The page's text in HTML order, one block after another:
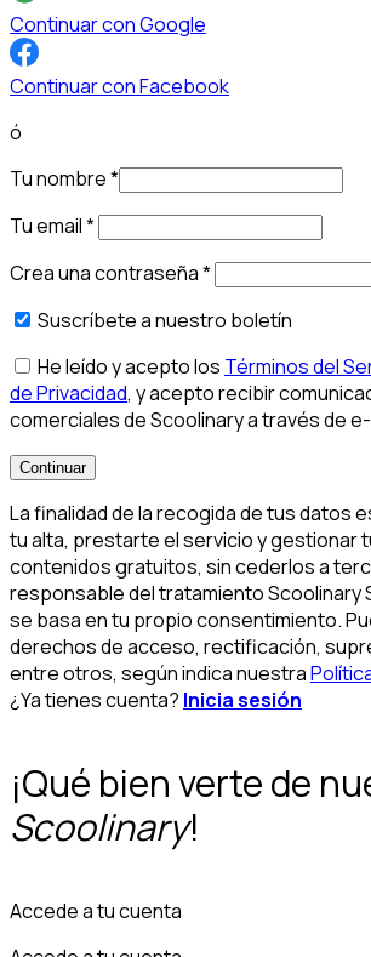
Continuar con Google
Continuar con Facebook
ó
Tu nombre*
Tu email*
Crea una contraseña*
Suscríbete a nuestro boletín
He leído y acepto los Términos del
de Privacidad, y acepto recibir
comerciales de Scoolinary a través de
Continuar
La finalidad de la recogida de tus datos
tu alta, prestarte el servicio y gestionar
contenidos gratuitos, sin cederlos a
responsable del tratamiento Scoolinary
se basa en tu propio consentimiento.
derechos de acceso, rectificación,
entre otros, según indica nuestra
¿Ya tienes cuenta? Inicia sesión
¡Qué bien verte de
Scoolinary!
Accede a tu cuenta